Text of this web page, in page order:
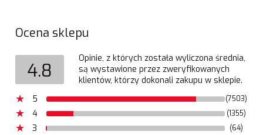
Ocena sklepu
4.8
Opinie, z których została wyliczona średnia,
są wystawione przez zweryfikowanych
klientów, którzy dokonali zakupu w sklepie.
5
(7503)
4 (1355)
3 (64)